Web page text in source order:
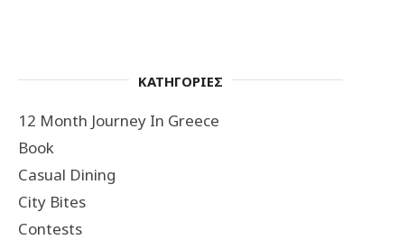
ΚΑΤΗΓΟΡΙΕΣ
12 Month Journey In Greece
Book
Casual Dining
City Bites
Contests